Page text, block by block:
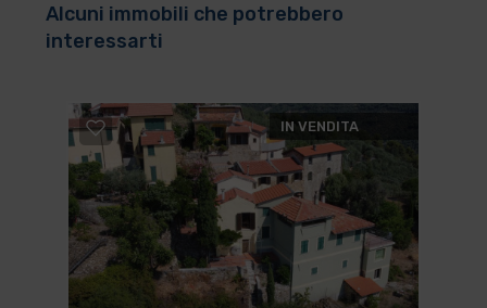
Alcuni immobili che potrebbero
interessarti
IN VENDITA